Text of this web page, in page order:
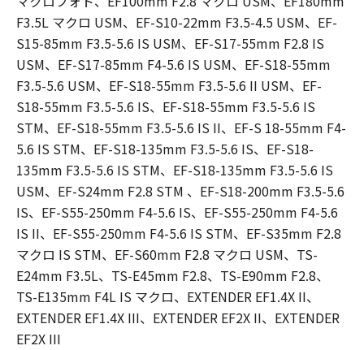
F3.5L マクロ USM、EF-S10-22mm F3.5-4.5 USM、EF-
S15-85mm F3.5-5.6 IS USM、EF-S17-55mm F2.8 IS
USM、EF-S17-85mm F4-5.6 IS USM、EF-S18-55mm
F3.5-5.6 USM、EF-S18-55mm F3.5-5.6 II USM、EF-
S18-55mm F3.5-5.6 IS、EF-S18-55mm F3.5-5.6 IS
STM、EF-S18-55mm F3.5-5.6 IS II、EF-S 18-55mm F4-
5.6 IS STM、EF-S18-135mm F3.5-5.6 IS、EF-S18-
135mm F3.5-5.6 IS STM、EF-S18-135mm F3.5-5.6 IS
USM、EF-S24mm F2.8 STM 、EF-S18-200mm F3.5-5.6
IS、EF-S55-250mm F4-5.6 IS、EF-S55-250mm F4-5.6
IS II、EF-S55-250mm F4-5.6 IS STM、EF-S35mm F2.8
マクロ IS STM、EF-S60mm F2.8 マクロ USM、TS-
E24mm F3.5L、TS-E45mm F2.8、TS-E90mm F2.8、
TS-E135mm F4L IS マクロ、EXTENDER EF1.4X II、
EXTENDER EF1.4X III、EXTENDER EF2X II、EXTENDER
EF2X III